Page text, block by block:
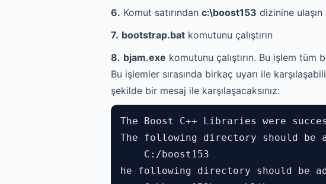
6. Komut satırından c:\boost153 dizinine ulaşın
7. bootstrap.bat komutunu çalıştırın
8. bjam.exe komutunu çalıştırın. Bu işlem
Bu işlemler sırasında birkaç uyarı ile
şekilde bir mesaj ile karşılaşacaksınız:
The Boost C++ Libraries were
The following directory should be
C:/boost153
he following directory should be